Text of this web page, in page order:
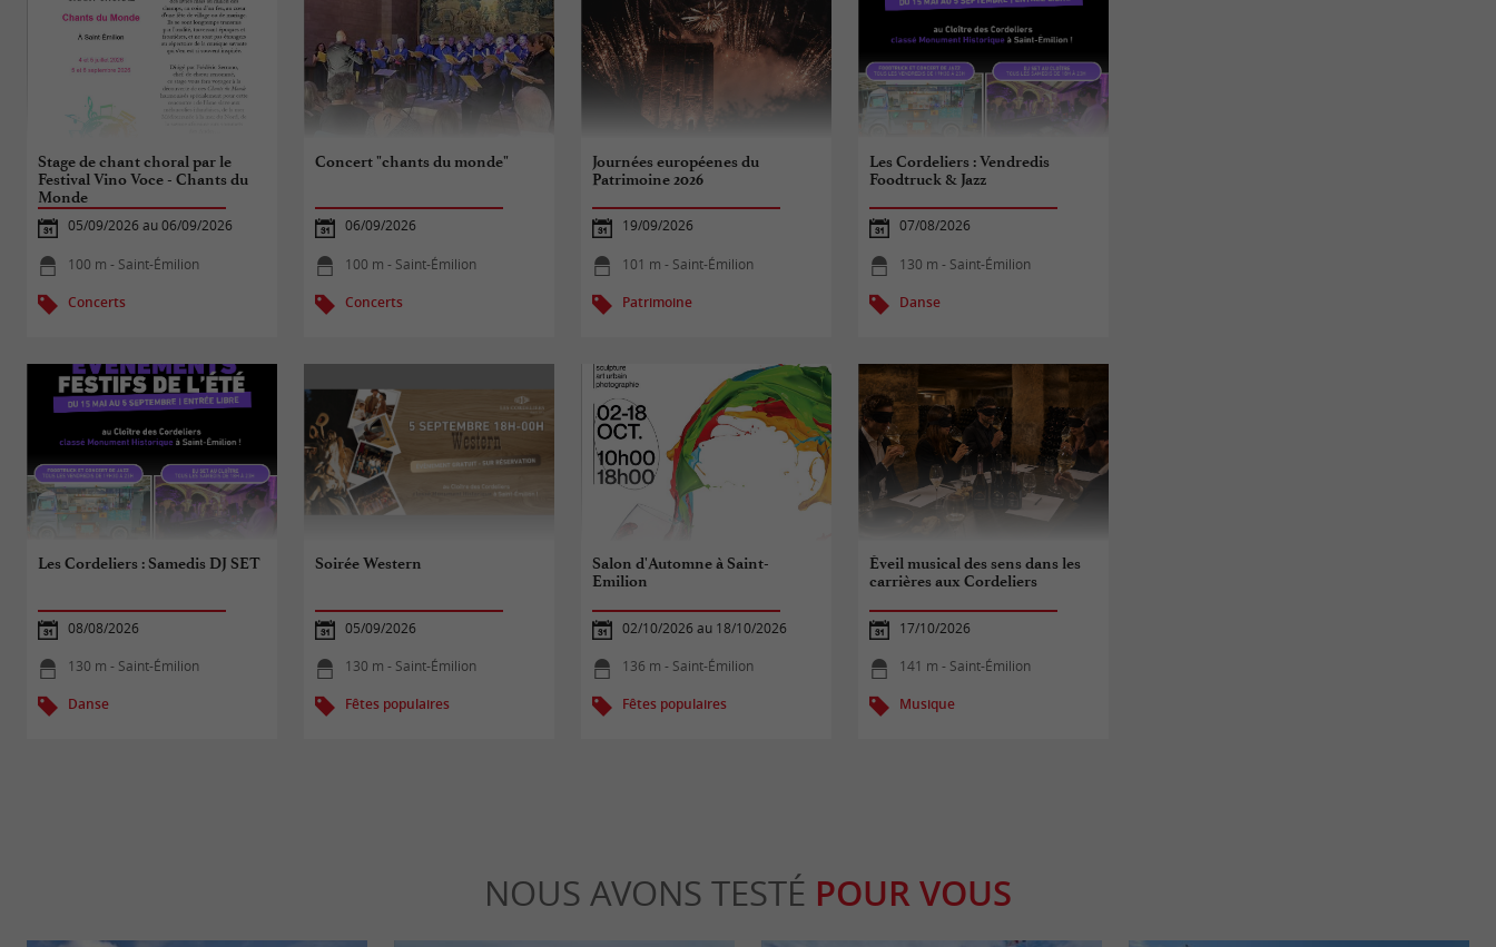
Stage de chant choral par le
Festival Vino Voce - Chants du
Monde
05/09/2026 au 06/09/2026
100 m - Saint-Émilion
Concerts
Concert "chants du monde"
06/09/2026
100 m - Saint-Émilion
Concerts
Journées européenes du
Patrimoine 2026
19/09/2026
101 m - Saint-Émilion
Patrimoine
Les Cordeliers : Vendredis
Foodtruck & Jazz
07/08/2026
130 m - Saint-Émilion
Danse
Les Cordeliers : Samedis DJ SET
08/08/2026
130 m - Saint-Émilion
Danse
Soirée Western
05/09/2026
130 m - Saint-Émilion
Fêtes populaires
Salon d'Automne à Saint-
Emilion
02/10/2026 au 18/10/2026
136 m - Saint-Émilion
Fêtes populaires
Éveil musical des sens dans les
carrières aux Cordeliers
17/10/2026
141 m - Saint-Émilion
Musique
NOUS AVONS TESTÉ POUR VOUS